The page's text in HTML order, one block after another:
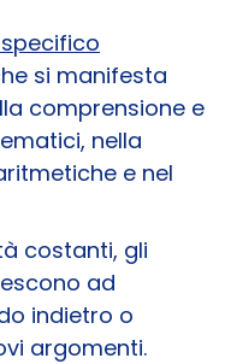
si manifesta
comprensione e
nella
e nel
costanti, gli
ad
indietro o
argomenti.